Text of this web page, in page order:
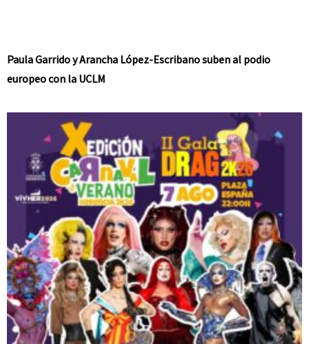
Paula Garrido y Arancha López-Escribano suben al podio
europeo con la UCLM